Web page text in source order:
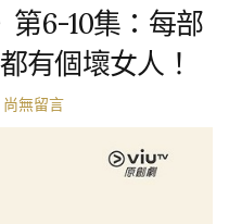
第6-10集：每部
有個壞女人！
尚無留言